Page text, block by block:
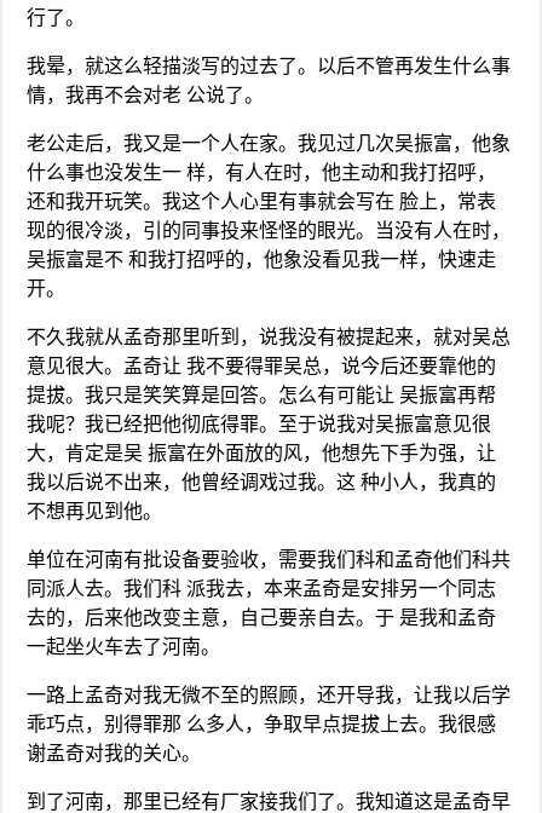
行了。
我晕，就这么轻描淡写的过去了。以后不管再发生什么事
情，我再不会对老 公说了。
老公走后，我又是一个人在家。我见过几次吴振富，他象
什么事也没发生一 样，有人在时，他主动和我打招呼，
还和我开玩笑。我这个人心里有事就会写在 脸上，常表
现的很冷淡，引的同事投来怪怪的眼光。当没有人在时，
吴振富是不 和我打招呼的，他象没看见我一样，快速走
开。
不久我就从孟奇那里听到，说我没有被提起来，就对吴总
意见很大。孟奇让 我不要得罪吴总，说今后还要靠他的
提拔。我只是笑笑算是回答。怎么有可能让 吴振富再帮
我呢？我已经把他彻底得罪。至于说我对吴振富意见很
大，肯定是吴 振富在外面放的风，他想先下手为强，让
我以后说不出来，他曾经调戏过我。这 种小人，我真的
不想再见到他。
单位在河南有批设备要验收，需要我们科和孟奇他们科共
同派人去。我们科 派我去，本来孟奇是安排另一个同志
去的，后来他改变主意，自己要亲自去。于 是我和孟奇
一起坐火车去了河南。
一路上孟奇对我无微不至的照顾，还开导我，让我以后学
乖巧点，别得罪那 么多人，争取早点提拔上去。我很感
谢孟奇对我的关心。
到了河南，那里已经有厂家接我们了。我知道这是孟奇早